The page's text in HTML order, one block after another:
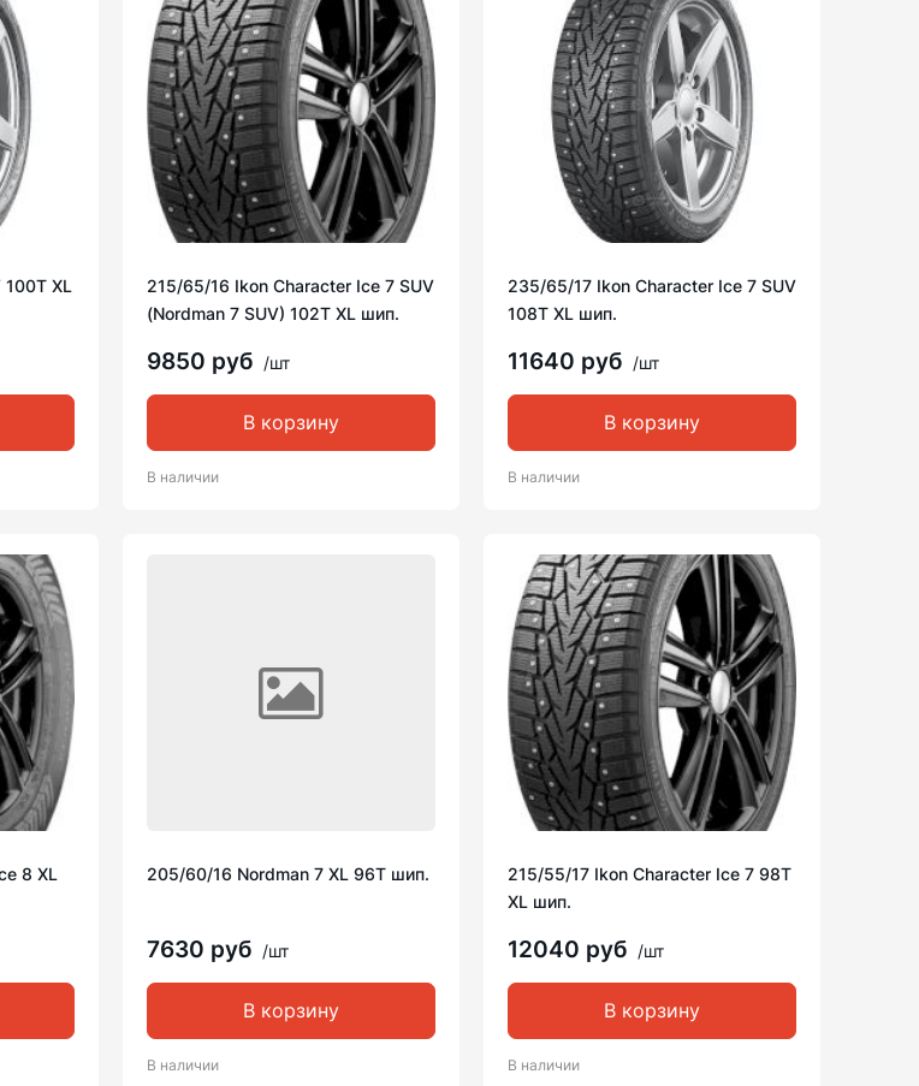
XL
215/65/16 Ikon Character Ice 7 SUV
(Nordman 7 SUV) 102T XL шип.
9850 руб /шт
В корзину
В наличии
235/65/17 Ikon Character Ice 7 SUV
108T XL шип.
11640 руб /шт
В корзину
В наличии
8 XL
205/60/16 Nordman 7 XL 96T шип.
7630 руб /шт
В корзину
В наличии
215/55/17 Ikon Character Ice 7 98T
XL шип.
12040 руб /шт
В корзину
В наличии